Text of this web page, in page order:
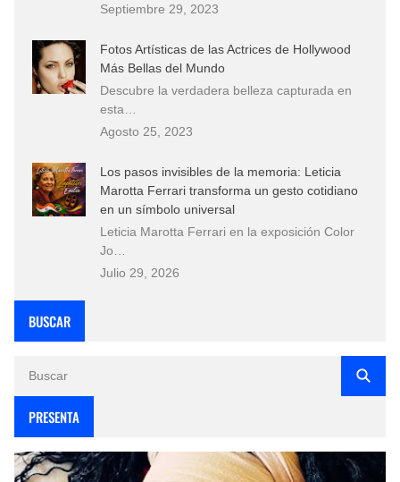
Septiembre 29, 2023
Fotos Artísticas de las Actrices de Hollywood
Más Bellas del Mundo
Descubre la verdadera belleza capturada en
esta…
Agosto 25, 2023
Los pasos invisibles de la memoria: Leticia
Marotta Ferrari transforma un gesto cotidiano
en un símbolo universal
Leticia Marotta Ferrari en la exposición Color
Jo…
Julio 29, 2026
BUSCAR
PRESENTA